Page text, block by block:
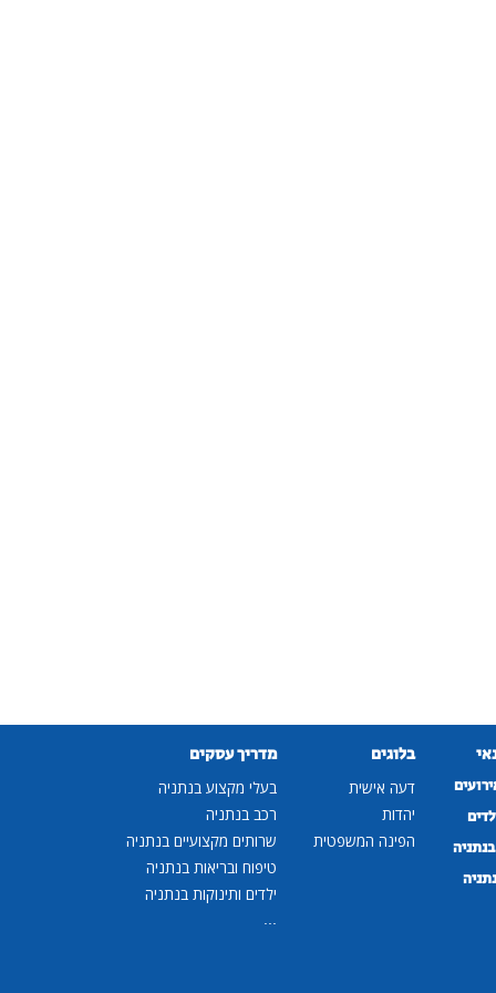
בלוגים
דעה אישית
יהדות
הפינה המשפטית
מדריך עסקים
בעלי מקצוע בנתניה
רכב בנתניה
שרותים מקצועיים בנתניה
טיפוח ובריאות בנתניה
ילדים ותינוקות בנתניה